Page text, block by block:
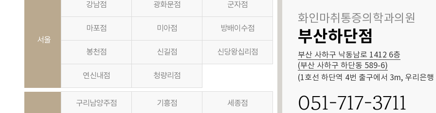
서울
강남점 광화문점 군자점
마포점 미아점 방배이수점
봉천점 신길점 신당왕십리점
연신내점 청량리점
구리남양주점 기흥점 세종점
화인마취통증의학과의원
부산하단점
부산 사하구 낙동남로 1412 6층
(부산 사하구 하단동 589-6)
(1호선 하단역 4번 출구에서 3m, 우리은
051-717-3711